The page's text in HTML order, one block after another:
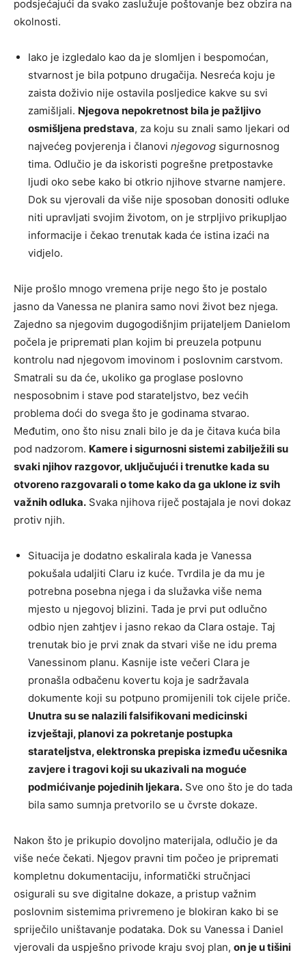
podsjećajući da svako zaslužuje poštovanje bez obzira na
okolnosti.
Iako je izgledalo kao da je slomljen i bespomoćan,
stvarnost je bila potpuno drugačija. Nesreća koju je
zaista doživio nije ostavila posljedice kakve su svi
zamišljali. Njegova nepokretnost bila je pažljivo
osmišljena predstava, za koju su znali samo ljekari od
najvećeg povjerenja i članovi njegovog sigurnosnog
tima. Odlučio je da iskoristi pogrešne pretpostavke
ljudi oko sebe kako bi otkrio njihove stvarne namjere.
Dok su vjerovali da više nije sposoban donositi odluke
niti upravljati svojim životom, on je strpljivo prikupljao
informacije i čekao trenutak kada će istina izaći na
vidjelo.
Nije prošlo mnogo vremena prije nego što je postalo
jasno da Vanessa ne planira samo novi život bez njega.
Zajedno sa njegovim dugogodišnjim prijateljem Danielom
počela je pripremati plan kojim bi preuzela potpunu
kontrolu nad njegovom imovinom i poslovnim carstvom.
Smatrali su da će, ukoliko ga proglase poslovno
nesposobnim i stave pod starateljstvo, bez većih
problema doći do svega što je godinama stvarao.
Međutim, ono što nisu znali bilo je da je čitava kuća bila
pod nadzorom. Kamere i sigurnosni sistemi zabilježili su
svaki njihov razgovor, uključujući i trenutke kada su
otvoreno razgovarali o tome kako da ga uklone iz svih
važnih odluka. Svaka njihova riječ postajala je novi dokaz
protiv njih.
Situacija je dodatno eskalirala kada je Vanessa
pokušala udaljiti Claru iz kuće. Tvrdila je da mu je
potrebna posebna njega i da služavka više nema
mjesto u njegovoj blizini. Tada je prvi put odlučno
odbio njen zahtjev i jasno rekao da Clara ostaje. Taj
trenutak bio je prvi znak da stvari više ne idu prema
Vanessinom planu. Kasnije iste večeri Clara je
pronašla odbačenu kovertu koja je sadržavala
dokumente koji su potpuno promijenili tok cijele priče.
Unutra su se nalazili falsifikovani medicinski
izvještaji, planovi za pokretanje postupka
starateljstva, elektronska prepiska između učesnika
zavjere i tragovi koji su ukazivali na moguće
podmićivanje pojedinih ljekara. Sve ono što je do tada
bila samo sumnja pretvorilo se u čvrste dokaze.
Nakon što je prikupio dovoljno materijala, odlučio je da
više neće čekati. Njegov pravni tim počeo je pripremati
kompletnu dokumentaciju, informatički stručnjaci
osigurali su sve digitalne dokaze, a pristup važnim
poslovnim sistemima privremeno je blokiran kako bi se
spriječilo uništavanje podataka. Dok su Vanessa i Daniel
vjerovali da uspješno privode kraju svoj plan, on je u tišini